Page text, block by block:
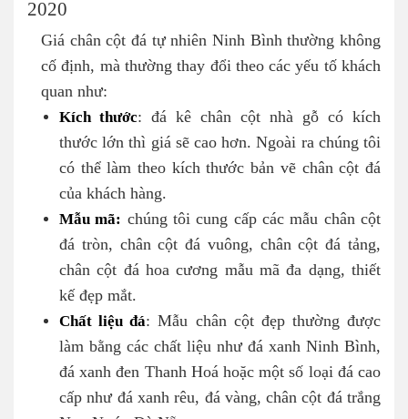
2020
Giá chân cột đá tự nhiên Ninh Bình thường không
cố định, mà thường thay đổi theo các yếu tố khách
quan như:
Kích thước: đá kê chân cột nhà gỗ có kích
thước lớn thì giá sẽ cao hơn. Ngoài ra chúng tôi
có thể làm theo kích thước bản vẽ chân cột đá
của khách hàng.
Mẫu mã: chúng tôi cung cấp các mẫu chân cột
đá tròn, chân cột đá vuông, chân cột đá tảng,
chân cột đá hoa cương mẫu mã đa dạng, thiết
kế đẹp mắt.
Chất liệu đá: Mẫu chân cột đẹp thường được
làm bằng các chất liệu như đá xanh Ninh Bình,
đá xanh đen Thanh Hoá hoặc một số loại đá cao
cấp như đá xanh rêu, đá vàng, chân cột đá trắng